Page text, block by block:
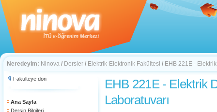
Neredeyim: Ninova / Dersler / Elektrik-Elektronik Fakültesi / EHB 221E -
Fakülteye dön
Ana Sayfa
Dersin Bilgileri
EHB 221E - Elektrik
Laboratuvarı